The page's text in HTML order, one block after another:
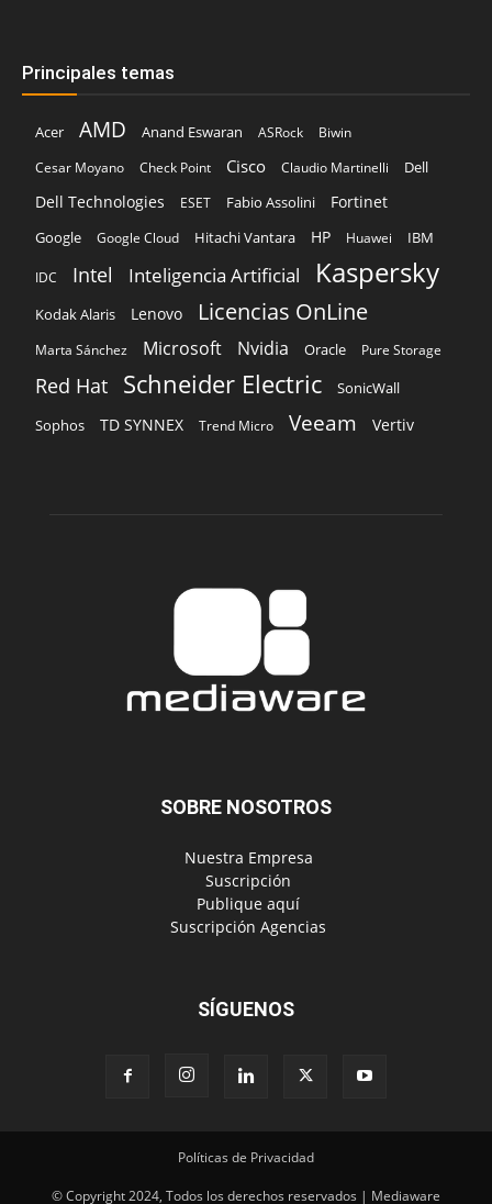
Principales temas
Acer AMD Anand Eswaran ASRock
Biwin
Cesar Moyano
Check Point Cisco Claudio Martinelli Dell
Dell Technologies ESET Fabio Assolini Fortinet
Google Google Cloud Hitachi Vantara HP Huawei IBM
IDC Intel Inteligencia Artificial Kaspersky
Kodak Alaris Lenovo Licencias OnLine
Marta Sánchez Microsoft Nvidia Oracle Pure Storage
Red Hat Schneider Electric SonicWall
Sophos TD SYNNEX Trend Micro Veeam Vertiv
SOBRE NOSOTROS
‎ Nuestra Empresa
‎ Suscripción
‎ Publique aquí
‎ Suscripción Agencias
SÍGUENOS
Políticas de Privacidad
© Copyright 2024, Todos los derechos reservados | Mediaware